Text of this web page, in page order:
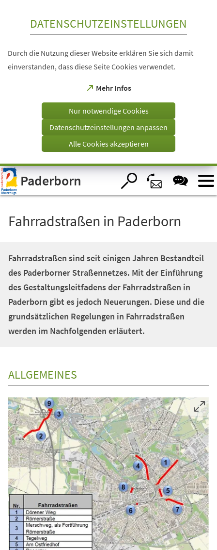
Visuelle
Assistenzsoftware
öffnen.
DATENSCHUTZEINSTELLUNGEN
Durch die Nutzung dieser Website erklären Sie sich damit
einverstanden, dass diese Seite Cookies verwendet.
Mehr Infos
(Öffnet
einem
Tab)
Nur notwendige Cookies
Datenschutzeinstellungen anpassen
Alle Cookies akzeptieren
Paderborn
Fahrradstraßen in Paderborn
Fahrradstraßen sind seit einigen Jahren Bestandteil
des Paderborner Straßennetzes. Mit der Einführung
des Gestaltungsleitfadens der Fahrradstraßen in
Paderborn gibt es jedoch Neuerungen. Diese und die
grundsätzlichen Regelungen in Fahrradstraßen
werden im Nachfolgenden erläutert.
ALLGEMEINES